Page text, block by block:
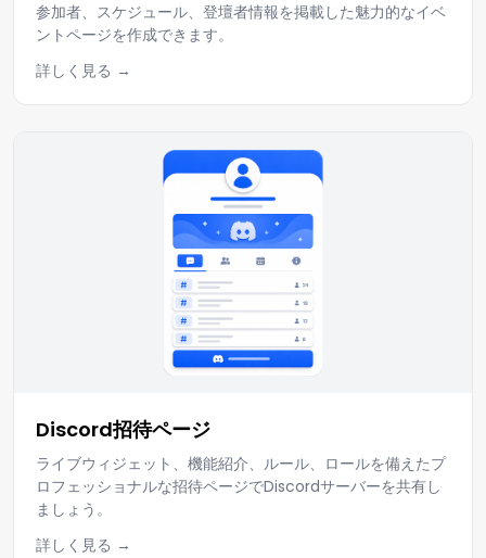
参加者、スケジュール、登壇者情報を掲載した魅力的なイベ
ントページを作成できます。
詳しく見る
Discord招待ページ
ライブウィジェット、機能紹介、ルール、ロールを備えたプ
ロフェッショナルな招待ページでDiscordサーバーを共有し
ましょう。
詳しく見る